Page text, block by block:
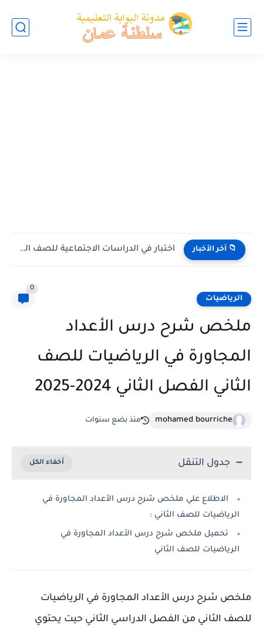
📁 آخر الأخبار اختبار في الدراسات الاجتماعية للصف التاسع الفصل الثاني الدور الاول...
الرياضيات
0
ملخص شرح درس الأعداد
المجاورة في الرياضيات للصف
الثاني الفصل الثاني 2024-2025
mohamed bourriche منذ بضع سنوات
جدول التنقل
الاطلاع علي ملخص شرح درس الأعداد المجاورة في
الرياضيات للصف الثاني :
تحميل ملخص شرح درس الأعداد المجاورة في
الرياضيات للصف الثاني
ملخص شرح درس الأعداد المجاورة في الرياضيات
للصف الثاني من الفصل الدراسي الثاني حيت يحتوي